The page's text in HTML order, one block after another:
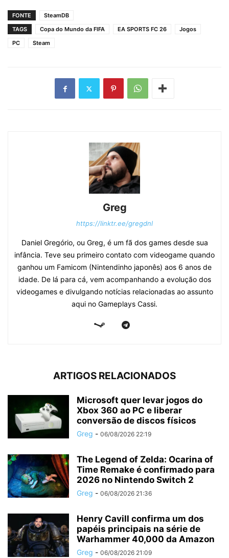
FONTE
SteamDB
TAGS
Copa do Mundo da FIFA EA SPORTS FC 26
Jogos
PC
Steam
Greg
https://linktr.ee/gregdnl
Daniel Gregório, ou Greg, é um fã dos games desde sua
infância. Teve seu primeiro contato com videogame quando
ganhou um Famicom (Nintendinho japonês) aos 6 anos de
idade. De lá para cá, vem acompanhando a evolução dos
videogames e divulgando notícias relacionadas ao assunto
aqui no Gameplays Cassi.
ARTIGOS RELACIONADOS
Microsoft quer levar jogos do
Xbox 360 ao PC e liberar
conversão de discos físicos
Greg - 06/08/2026 22:19
The Legend of Zelda: Ocarina of
Time Remake é confirmado para
2026 no Nintendo Switch 2
Greg - 06/08/2026 21:36
Henry Cavill confirma um dos
papéis principais na série de
Warhammer 40,000 da Amazon
Greg - 06/08/2026 21:09